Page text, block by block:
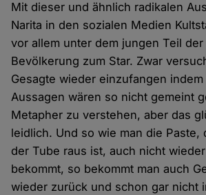
Mit dieser und ähnlich radikalen
Narita in den sozialen Medien
vor allem unter dem jungen Teil
Bevölkerung zum Star. Zwar
Gesagte wieder einzufangen
Aussagen wären so nicht gemeint
Metapher zu verstehen, aber das
leidlich. Und so wie man die Paste,
der Tube raus ist, auch nicht
bekommt, so bekommt man auch
wieder zurück und schon gar nicht